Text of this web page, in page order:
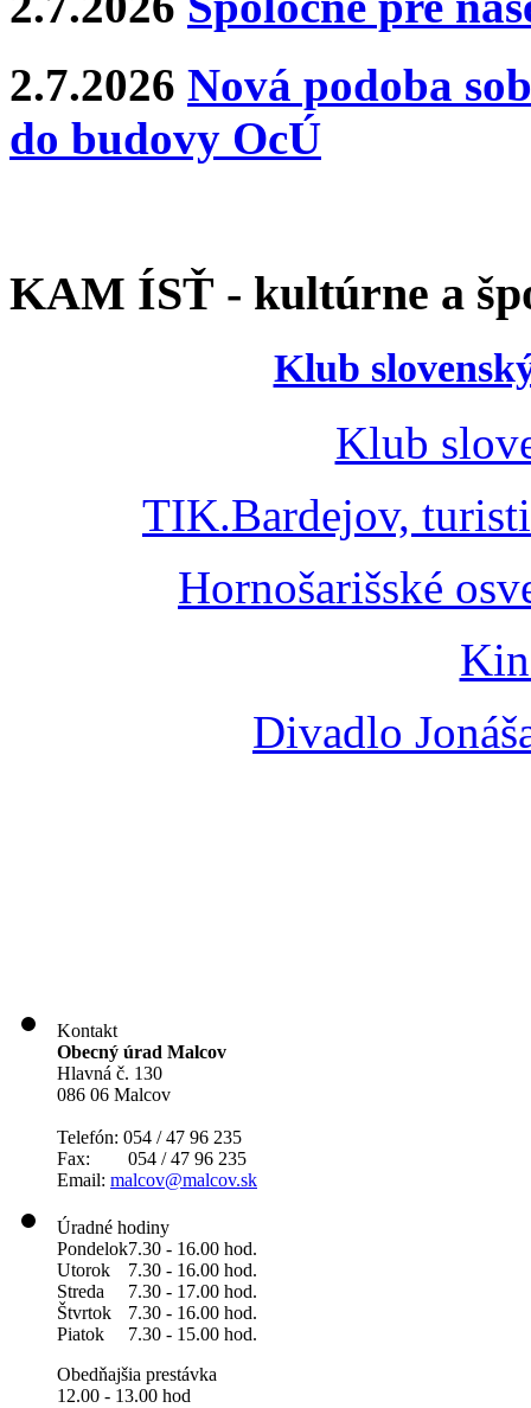
2.7.2026 Nová podoba
do budovy OcÚ
KAM ÍSŤ - kultúrne a
Klub
Klub
TIK.Bardejov,
Hornošarišské
Divadlo
Kontakt
Obecný úrad Malcov
Hlavná č. 130
086 06 Malcov
Telefón: 054 / 47 96 235
Fax: 054 / 47 96 235
Email: malcov@malcov.sk
Úradné hodiny
Pondelok7.30 - 16.00 hod.
Utorok
7.30 - 16.00 hod.
Streda
7.30 - 17.00 hod.
Štvrtok
7.30 - 16.00 hod.
Piatok
7.30 - 15.00 hod.
Obedňajšia prestávka
12.00 - 13.00 hod